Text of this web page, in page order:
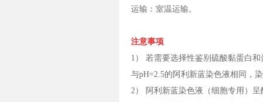
运输：室温运输。
注意事项
1） 若需要选择性鉴别硫酸黏蛋白
与pH=2.5的阿利新蓝染色液相同，
2） 阿利新蓝染色液（细胞专用）